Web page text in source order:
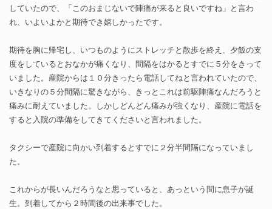
していたので、「このおまじないで陣痛が来ると良いですね」と言わ
れ、いよいよかと期待でき嬉しかったです。
期待を胸に帰宅し、いつものようにストレッチと散歩を終え、夕飯の支
度をしているとおなかが痛くなり、間隔をはかるとすでに５分をきって
いました。産院からは１０分きったら電話してねと言われていたので、
いきなりの５分間隔に驚きながら、きっとこれは前駆陣痛なんだろうと
痛みに耐えていました。しかしどんどん痛みが強くなり、産院に電話を
すると入院の準備をしてきてくださいと言われました。
タクシーで産院に向かい到着するとすでに２分半間隔になっていまし
た。
これからが長いんだろうなと思っていると、あっという間に息子が誕
生。到着してから２時間後の出来事でした。